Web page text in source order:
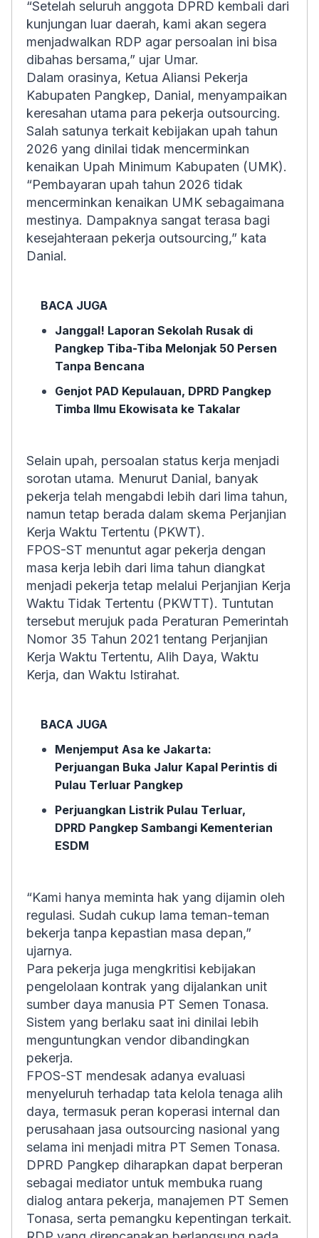
“Setelah seluruh anggota DPRD kembali dari
kunjungan luar daerah, kami akan segera
menjadwalkan RDP agar persoalan ini bisa
dibahas bersama,” ujar Umar.
Dalam orasinya, Ketua Aliansi Pekerja
Kabupaten Pangkep, Danial, menyampaikan
keresahan utama para pekerja outsourcing.
Salah satunya terkait kebijakan upah tahun
2026 yang dinilai tidak mencerminkan
kenaikan Upah Minimum Kabupaten (UMK).
“Pembayaran upah tahun 2026 tidak
mencerminkan kenaikan UMK sebagaimana
mestinya. Dampaknya sangat terasa bagi
kesejahteraan pekerja outsourcing,” kata
Danial.
BACA JUGA
Janggal! Laporan Sekolah Rusak di
Pangkep Tiba-Tiba Melonjak 50 Persen
Tanpa Bencana
Genjot PAD Kepulauan, DPRD Pangkep
Timba Ilmu Ekowisata ke Takalar
Selain upah, persoalan status kerja menjadi
sorotan utama. Menurut Danial, banyak
pekerja telah mengabdi lebih dari lima tahun,
namun tetap berada dalam skema Perjanjian
Kerja Waktu Tertentu (PKWT).
FPOS-ST menuntut agar pekerja dengan
masa kerja lebih dari lima tahun diangkat
menjadi pekerja tetap melalui Perjanjian Kerja
Waktu Tidak Tertentu (PKWTT). Tuntutan
tersebut merujuk pada Peraturan Pemerintah
Nomor 35 Tahun 2021 tentang Perjanjian
Kerja Waktu Tertentu, Alih Daya, Waktu
Kerja, dan Waktu Istirahat.
BACA JUGA
Menjemput Asa ke Jakarta:
Perjuangan Buka Jalur Kapal Perintis di
Pulau Terluar Pangkep
Perjuangkan Listrik Pulau Terluar,
DPRD Pangkep Sambangi Kementerian
ESDM
“Kami hanya meminta hak yang dijamin oleh
regulasi. Sudah cukup lama teman-teman
bekerja tanpa kepastian masa depan,”
ujarnya.
Para pekerja juga mengkritisi kebijakan
pengelolaan kontrak yang dijalankan unit
sumber daya manusia PT Semen Tonasa.
Sistem yang berlaku saat ini dinilai lebih
menguntungkan vendor dibandingkan
pekerja.
FPOS-ST mendesak adanya evaluasi
menyeluruh terhadap tata kelola tenaga alih
daya, termasuk peran koperasi internal dan
perusahaan jasa outsourcing nasional yang
selama ini menjadi mitra PT Semen Tonasa.
DPRD Pangkep diharapkan dapat berperan
sebagai mediator untuk membuka ruang
dialog antara pekerja, manajemen PT Semen
Tonasa, serta pemangku kepentingan terkait.